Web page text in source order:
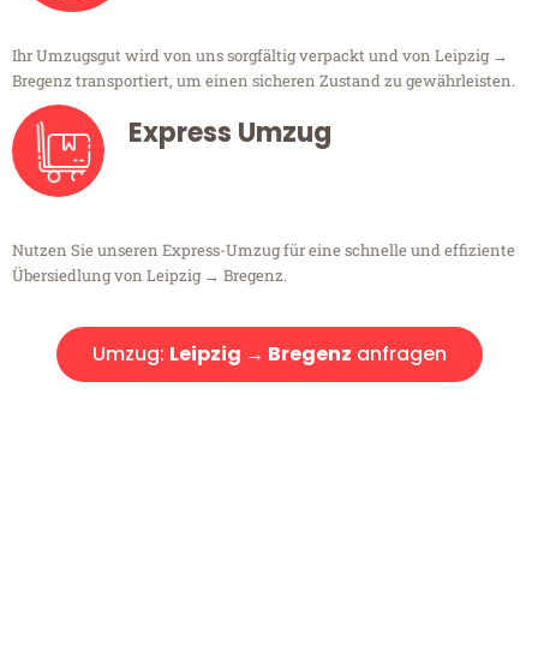
Ihr Umzugsgut wird von uns sorgfältig verpackt und von Leipzig →
Bregenz transportiert, um einen sicheren Zustand zu gewährleisten.
Express Umzug
Nutzen Sie unseren Express-Umzug für eine schnelle und effiziente
Übersiedlung von Leipzig → Bregenz.
Umzug: Leipzig → Bregenz anfragen